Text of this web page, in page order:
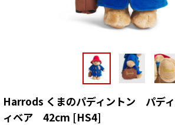
Harrods くまのパディントン パデ
ィベア 42cm [HS4]